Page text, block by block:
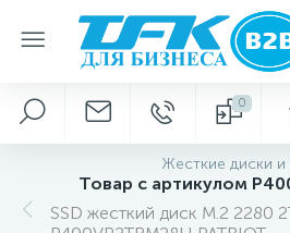
0
Жесткие диски и
Товар с артикулом
SSD жесткий диск M.2 2280